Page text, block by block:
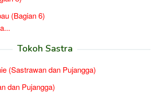
(Bagian 6)
Tokoh Sastra
(Sastrawan dan Pujangga)
dan Pujangga)